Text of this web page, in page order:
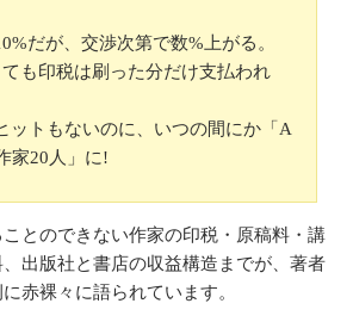
だが、交渉次第で数%上がる。
ても印税は刷った分だけ支払われ
ットもないのに、いつの間にか「A
家20人」に!
とのできない作家の印税・原稿料・講
出版社と書店の収益構造までが、著者
赤裸々に語られています。